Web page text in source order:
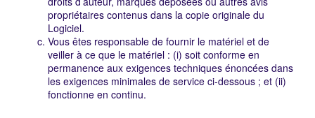
propriétaires contenus dans la copie originale du
Logiciel.
Vous êtes responsable de fournir le matériel et de
veiller à ce que le matériel : (i) soit conforme en
permanence aux exigences techniques énoncées dans
les exigences minimales de service ci-dessous ; et (ii)
fonctionne en continu.